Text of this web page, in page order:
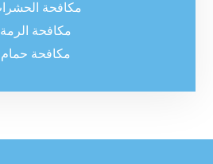
مكافحة
مكافحة الرمة
مكافحة حمام